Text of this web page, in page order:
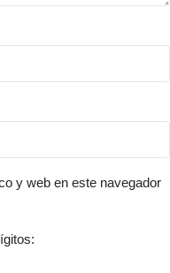
y web en este navegador